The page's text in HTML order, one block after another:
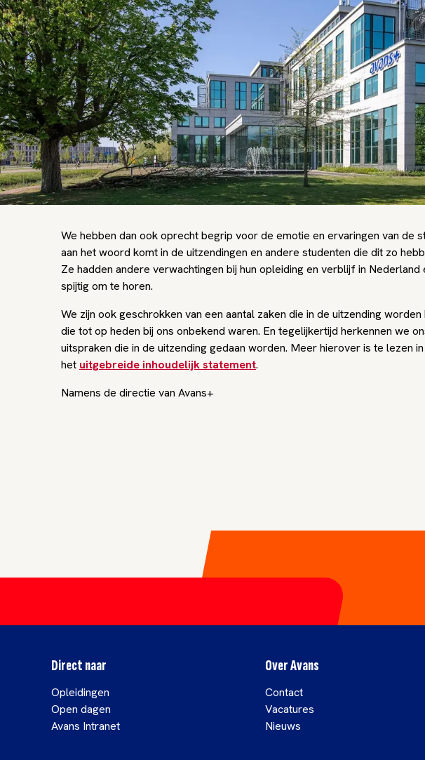
We hebben dan ook oprecht begrip voor de emotie en ervaringen van de
aan het woord komt in de uitzendingen en andere studenten die dit zo
Ze hadden andere verwachtingen bij hun opleiding en verblijf in Nederland
spijtig om te horen.
We zijn ook geschrokken van een aantal zaken die in de uitzending
die tot op heden bij ons onbekend waren. En tegelijkertijd herkennen we
uitspraken die in de uitzending gedaan worden. Meer hierover is te lezen in
het uitgebreide inhoudelijk statement.
Namens de directie van Avans+
Direct naar
Opleidingen
Open dagen
Avans Intranet
Over Avans
Contact
Vacatures
Nieuws